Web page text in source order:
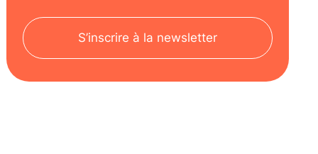
S’inscrire à la newsletter